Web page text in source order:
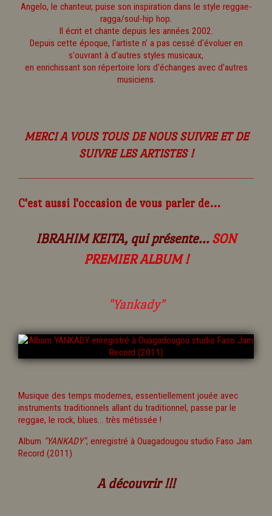
Angelo, le chanteur, puise son inspiration dans le style reggae-
ragga/soul-hip hop.
Il écrit et chante depuis les années 2002.
Depuis cette époque, l'artiste n' a pas cessé d'évoluer en
s'ouvrant à d'autres styles musicaux,
en enrichissant son répertoire lors d'échanges avec d'autres
musiciens.
MERCI A VOUS TOUS DE NOUS SUIVRE ET DE
SUIVRE LES ARTISTES !
C'est aussi l'occasion de vous parler de...
IBRAHIM KEITA, qui présente... SON
PREMIER ALBUM !
"Yankady"
Musique des temps modernes, essentiellement jouée avec
instruments traditionnels allant du traditionnel, passe par le
reggae, le rock, blues... très métissée !
Album "YANKADY", enregistré à Ouagadougou studio Faso Jam
Record (2011)
A découvrir !!!